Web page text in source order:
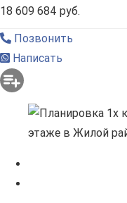
18 609 684 руб.
Позвонить
Написать